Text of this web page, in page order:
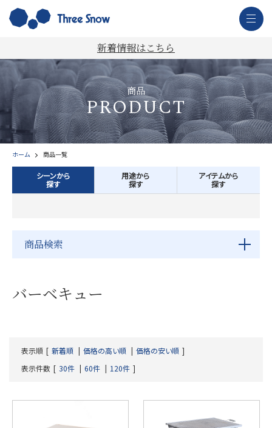
新着情報はこちら
ホーム 商品一覧
商品
PRODUCT
シーンから
探す
用途から
探す
アイテムから
探す
商品検索
バーベキュー
表示順 新着順 価格の高い順
価格の安い順
表示件数
30件 60件 120件